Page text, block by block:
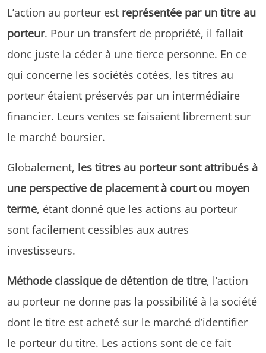
L’action au porteur est représentée par un titre au
porteur. Pour un transfert de propriété, il fallait
donc juste la céder à une tierce personne. En ce
qui concerne les sociétés cotées, les titres au
porteur étaient préservés par un intermédiaire
financier. Leurs ventes se faisaient librement sur
le marché boursier.
Globalement, les titres au porteur sont attribués à
une perspective de placement à court ou moyen
terme, étant donné que les actions au porteur
sont facilement cessibles aux autres
investisseurs.
Méthode classique de détention de titre, l’action
au porteur ne donne pas la possibilité à la société
dont le titre est acheté sur le marché d’identifier
le porteur du titre. Les actions sont de ce fait